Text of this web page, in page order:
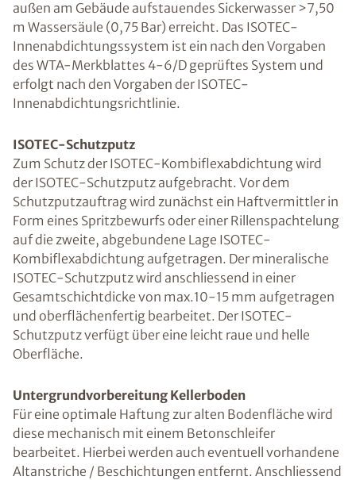
außen am Gebäude aufstauendes Sickerwasser >7,50
m Wassersäule (0,75 Bar) erreicht. Das ISOTEC-
Innenabdichtungssystem ist ein nach den Vorgaben
des WTA-Merkblattes 4-6/D geprüftes System und
erfolgt nach den Vorgaben der ISOTEC-
Innenabdichtungsrichtlinie.
ISOTEC-Schutzputz
Zum Schutz der ISOTEC-Kombiflexabdichtung wird
der ISOTEC-Schutzputz aufgebracht. Vor dem
Schutzputzauftrag wird zunächst ein Haftvermittler in
Form eines Spritzbewurfs oder einer Rillenspachtelung
auf die zweite, abgebundene Lage ISOTEC-
Kombiflexabdichtung aufgetragen. Der mineralische
ISOTEC-Schutzputz wird anschliessend in einer
Gesamtschichtdicke von max.10-15 mm aufgetragen
und oberflächenfertig bearbeitet. Der ISOTEC-
Schutzputz verfügt über eine leicht raue und helle
Oberfläche.
Untergrundvorbereitung Kellerboden
Für eine optimale Haftung zur alten Bodenfläche wird
diese mechanisch mit einem Betonschleifer
bearbeitet. Hierbei werden auch eventuell vorhandene
Altanstriche / Beschichtungen entfernt. Anschliessend